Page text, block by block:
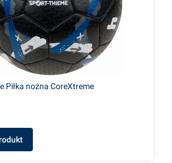
Piłka nożna CoreXtreme